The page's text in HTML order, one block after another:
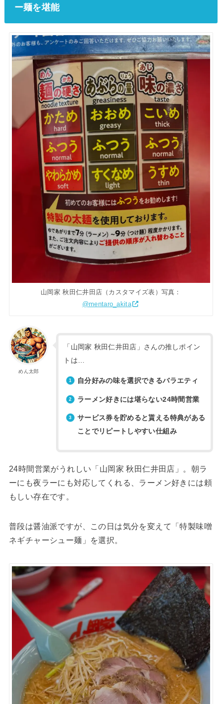
ー麺を堪能
山岡家 秋田仁井田店（カスタマイズ表）写真：
@mentaro_akita
めん太郎
「山岡家 秋田仁井田店」さんの推しポイン
トは…
自分好みの味を選択できるバラエティ
ラーメン好きには堪らない24時間営業
サービス券を貯めると貰える特典がある
ことでリピートしやすい仕組み
24時間営業がうれしい「山岡家 秋田仁井田店」。朝ラ
ーにも夜ラーにも対応してくれる、ラーメン好きには頼
もしい存在です。
普段は醤油派ですが、この日は気分を変えて「特製味噌
ネギチャーシュー麺」を選択。